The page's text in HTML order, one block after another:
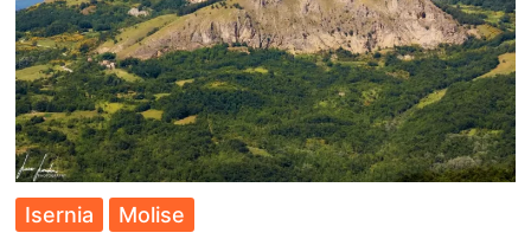
arrivare
Isernia Molise